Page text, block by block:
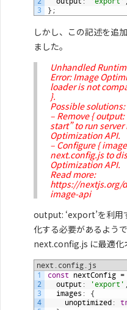
3
} ;
しかし、この記述を追
ました。
Unhandled
Error: Image
loader is not
}.
Possible solutions:
– Remove{
start” to run
Optimization API.
– Configure{
next.config.jsto
Optimization API.
Read more:
https://nextjs.org/
image-api
output: ‘export’を利用
化する必要があるようで
next.config.js に最適化
next.config.js
1
2
3
4
const nextConfig =
output : 'export'
images :
{
unoptimized: